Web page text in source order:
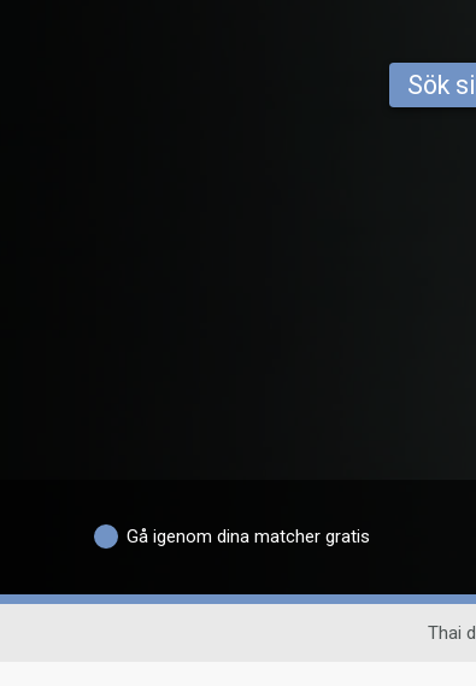
Sök
Gå igenom dina matcher gratis
Thai